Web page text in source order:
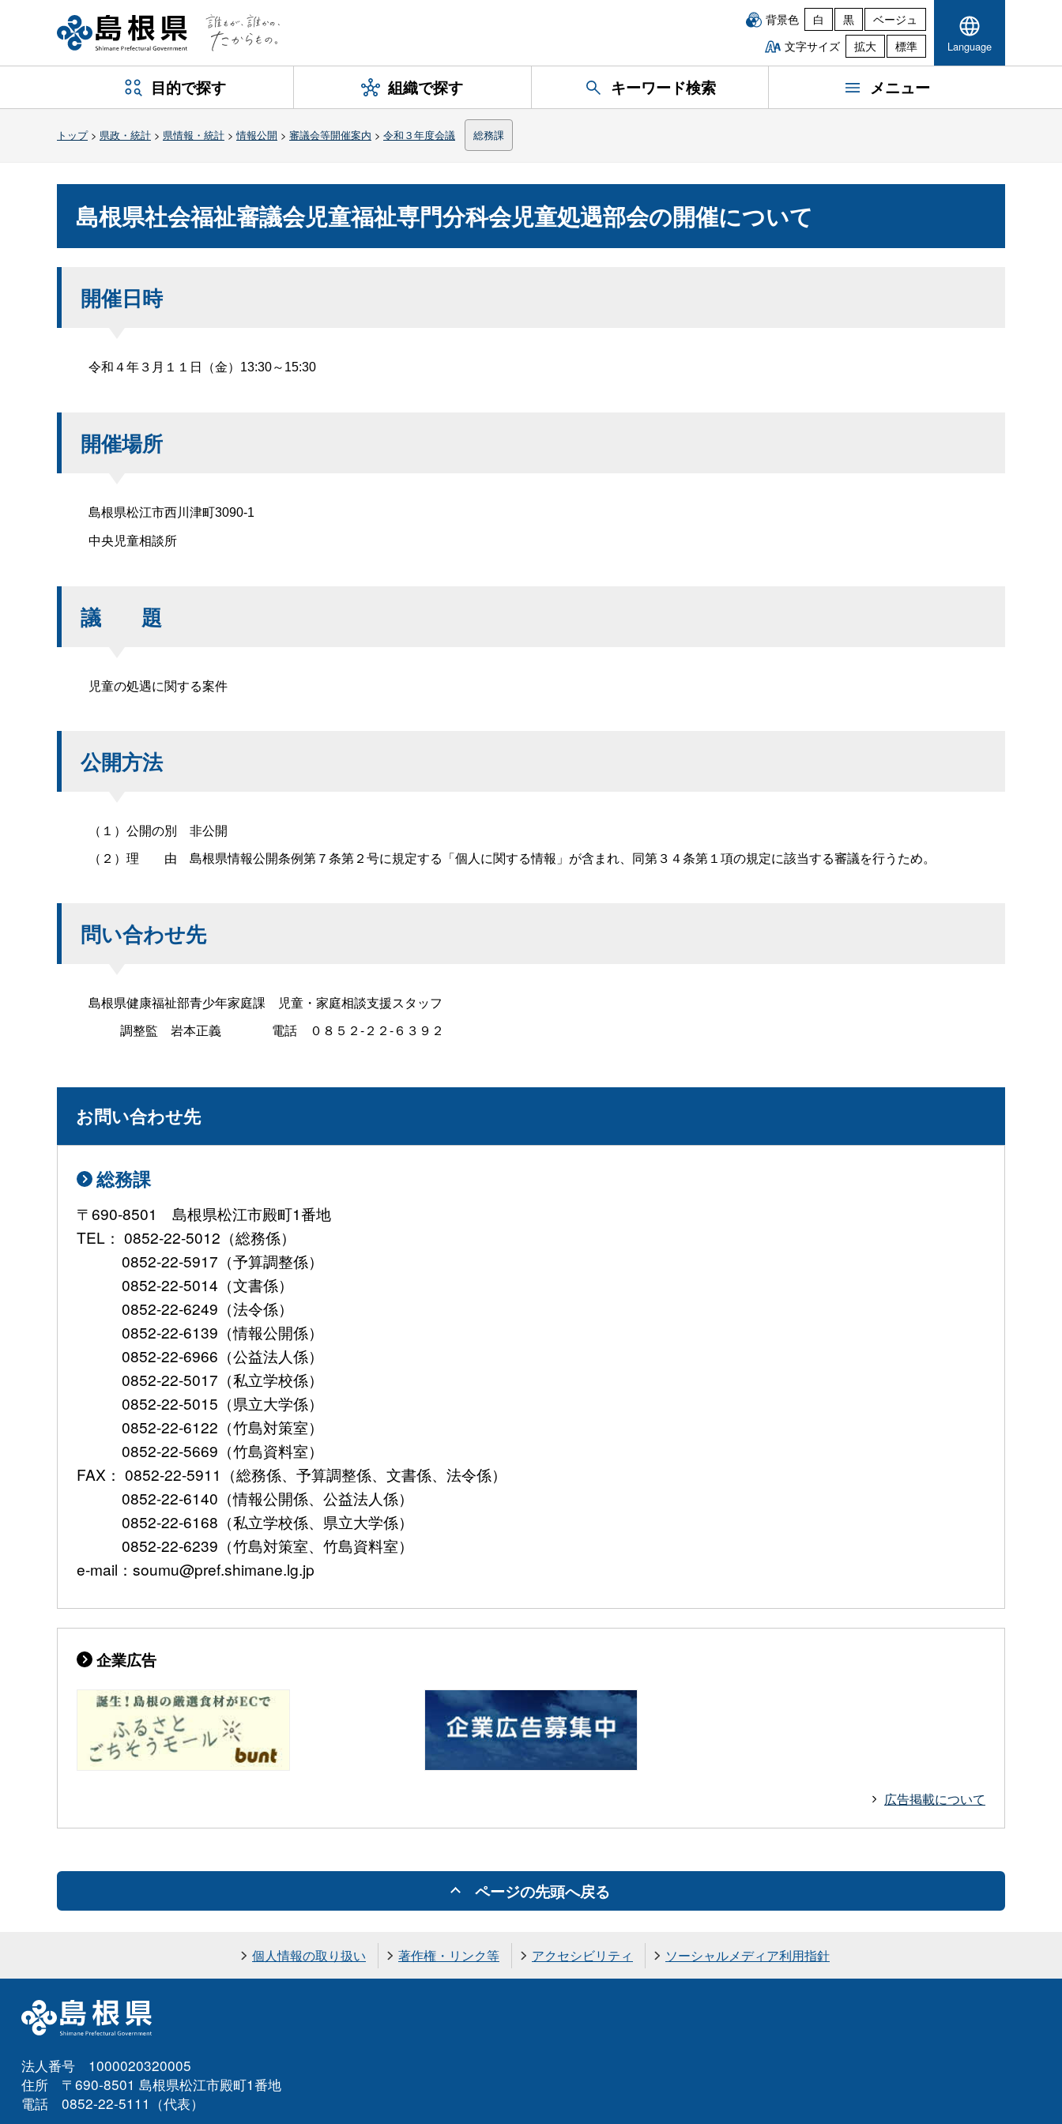
背景色 白 黒
ベージュ
文字サイズ
拡大 標準 Language
目的で探す 組織で探す キーワード検索 メニュー
トップ> 県政・統計 > 県情報・統計 >情報公開 > 審議会等開催案内 > 令和３年度会議 総務課
島根県社会福祉審議会児童福祉専門分科会児童処遇部会の開催について
開催日時
令和４年３月１１日（金） 13:30～ 15:30
開催場所
島根県松江市西川津町3090-1
中央児童相談所
議 題
児童の処遇に関する案件
公開方法
（１）公開の別 非公開
（２） 理 由 島根県情報公開条例第７条第２号に規定する「個人に関する情報」が含まれ、同第３４条第１項の規定に該当する審議を行うため。
問い合わせ先
島根県健康福祉部青少年家庭課
児童・家庭相談支援スタッフ
調整監 岩本正義 電話 ０８５２-２２-６３９２
お問い合わせ先
総務課
〒690-8501 島根県松江市殿町1番地
TEL： 0852-22-5012（総務係）
0852-22-5917（予算調整係）
0852-22-5014（文書係）
0852-22-6249（法令係）
0852-22-6139（情報公開係）
0852-22-6966（公益法人係）
0852-22-5017（私立学校係）
0852-22-5015（県立大学係）
0852-22-6122（竹島対策室）
0852-22-5669（竹島資料室）
FAX： 0852-22-5911（総務係、予算調整係、文書係、法令係）
0852-22-6140（情報公開係、公益法人係）
0852-22-6168（私立学校係、県立大学係）
0852-22-6239（竹島対策室、竹島資料室）
e-mail：soumu@pref.shimane.lg.jp
企業広告
広告掲載について
ページの先頭へ戻る
個人情報の取り扱い 著作権・リンク等 アクセシビリティ ソーシャルメディア利用指針
法人番号 1000020320005
住所 〒690-8501 島根県松江市殿町1番地
電話 0852-22-5111（代表）